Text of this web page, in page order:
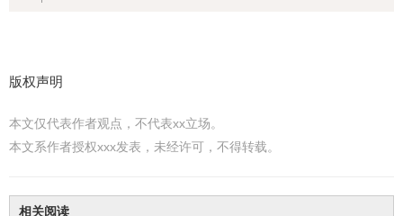
版权声明
本文仅代表作者观点，不代表xx立场。
本文系作者授权xxx发表，未经许可，不得转载。
相关阅读